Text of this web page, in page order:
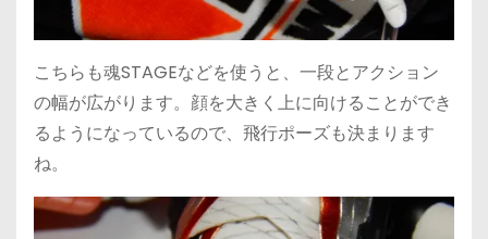
こちらも魂STAGEなどを使うと、一段とアクション
の幅が広がります。顔を大きく上に向けることができ
るようになっているので、飛行ポーズも決まります
ね。